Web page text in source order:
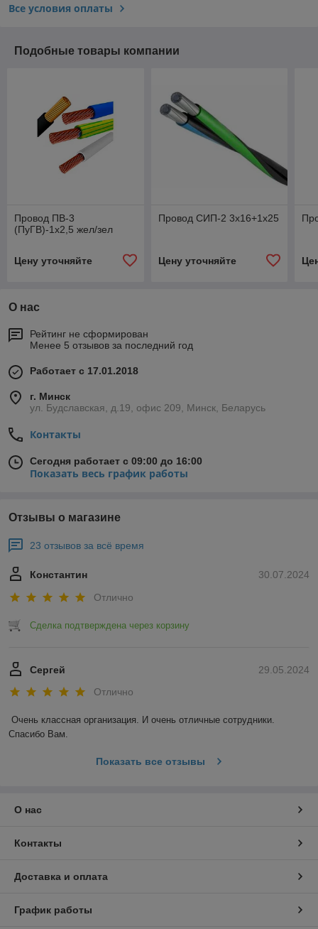
Все условия оплаты
Подобные товары компании
Провод ПВ-3
(ПуГВ)-1х2,5 жел/зел
Цену уточняйте
Провод СИП-2 3x16+1x25
Цену уточняйте
О нас
Рейтинг не сформирован
Менее 5 отзывов за последний год
Работает с 17.01.2018
г. Минск
ул. Будславская, д.19, офис 209, Минск, Беларусь
Контакты
Сегодня работает с 09:00 до 16:00
Показать весь график работы
Отзывы о магазине
23 отзывов за всё время
30.07.2024
Константин
Отлично
Сделка подтверждена через корзину
29.05.2024
Сергей
Отлично
Очень классная организация. И очень отличные сотрудники.
Спасибо Вам.
Показать все отзывы
О нас
Контакты
Доставка и оплата
График работы